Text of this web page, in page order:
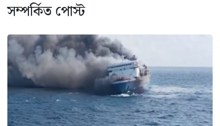
সম্পর্কিত পোস্ট